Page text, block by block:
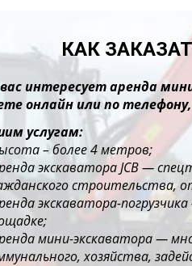
КАК
интересует аренда
онлайн или по
услугам:
– более 4 метров;
экскаватора JCB —
строительства,
экскаватора-
мини-экскаватора —
хозяйства,